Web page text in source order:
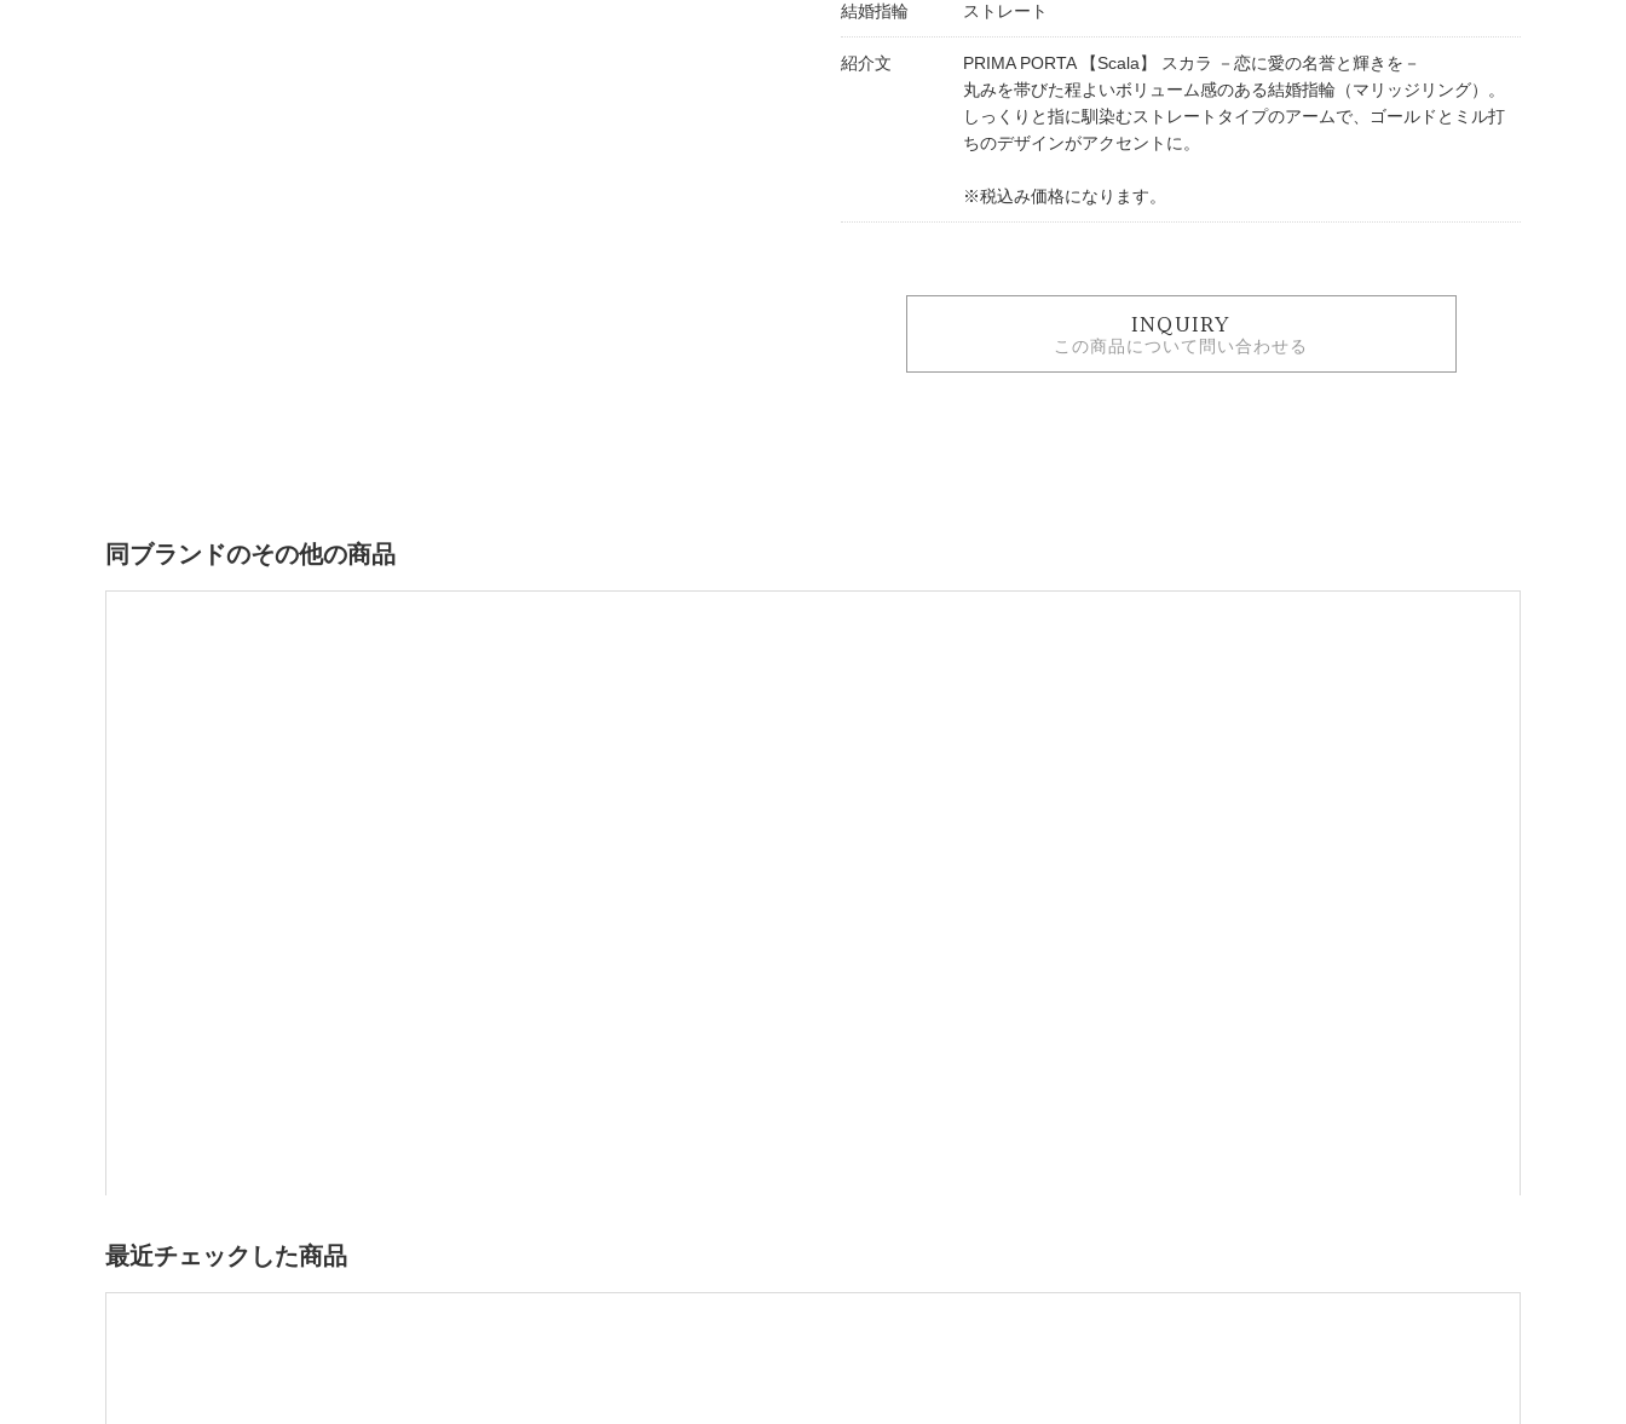
結婚指輪 ストレート
紹介文
PRIMA PORTA 【Scala】 スカラ －恋に愛の名誉と輝きを－
丸みを帯びた程よいボリューム感のある結婚指輪（マリッジリング）。
しっくりと指に馴染むストレートタイプのアームで、ゴールドとミル打
ちのデザインがアクセントに。
※税込み価格になります。
INQUIRY
この商品について問い合わせる
同ブランドのその他の商品
最近チェックした商品